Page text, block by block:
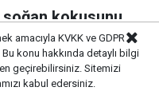
soğan kokusunu
amacıyla KVKK ve GDPR
konu hakkında detaylı bilgi
geçirebilirsiniz. Sitemizi
kabul edersiniz.